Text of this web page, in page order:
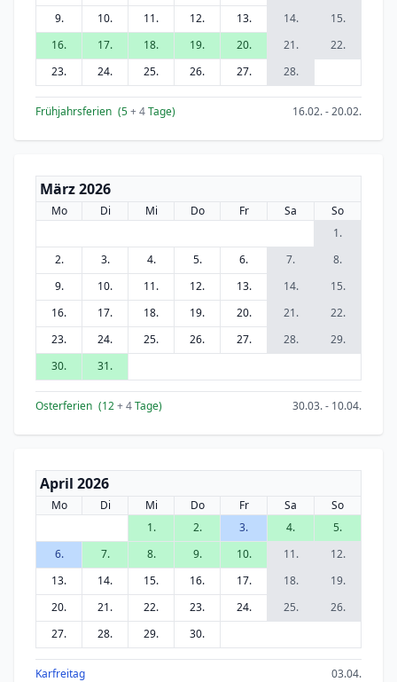
9.
10. 11. 12. 13. 14.
15.
16.
17. 18. 19. 20. 21.
22.
23.
24. 25. 26. 27. 28.
Frühjahrsferien (5+ 4Tage) 16.02. - 20.02.
März 2026
Mo Di Mi Do Fr Sa
So
1.
2.
3. 4. 5. 6. 7.
8.
9.
10. 11. 12. 13. 14.
15.
16.
17. 18. 19. 20. 21.
22.
23.
24. 25. 26. 27. 28.
29.
30.
31.
Osterferien (12+ 4Tage) 30.03. - 10.04.
April 2026
Mo Di Mi Do Fr Sa
So
1.
2. 3. 4.
5.
6.
7. 8. 9. 10. 11.
12.
13.
14. 15. 16. 17. 18.
19.
20.
21. 22. 23. 24. 25.
26.
27.
28. 29. 30.
Karfreitag
03.04.